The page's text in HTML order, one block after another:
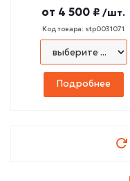
от 4 500 ₽ /шт.
Код товара: stp0031071
Подробнее